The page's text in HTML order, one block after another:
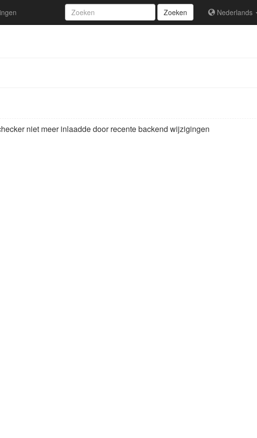
Zoeken Nederlands
niet meer inlaadde door recente backend wijzigingen